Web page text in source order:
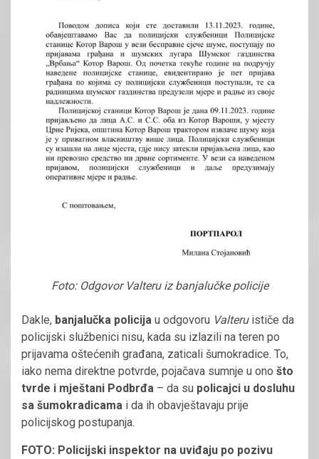
Foto: Odgovor Valteru iz banjalučke policije
Dakle, banjalučka policija u odgovoru Valteruističe da
policijski službenici nisu, kada su izlazili na teren po
prijavama oštećenih građana, zaticali šumokradice. To,
iako nema direktne potvrde, pojačava sumnje u ono što
tvrde i mještani Podbrđa – da su policajci u dosluhu
sa šumokradicama i da ih obavještavaju prije
policijskog postupanja.
FOTO: Policijski inspektor na uviđaju po pozivu